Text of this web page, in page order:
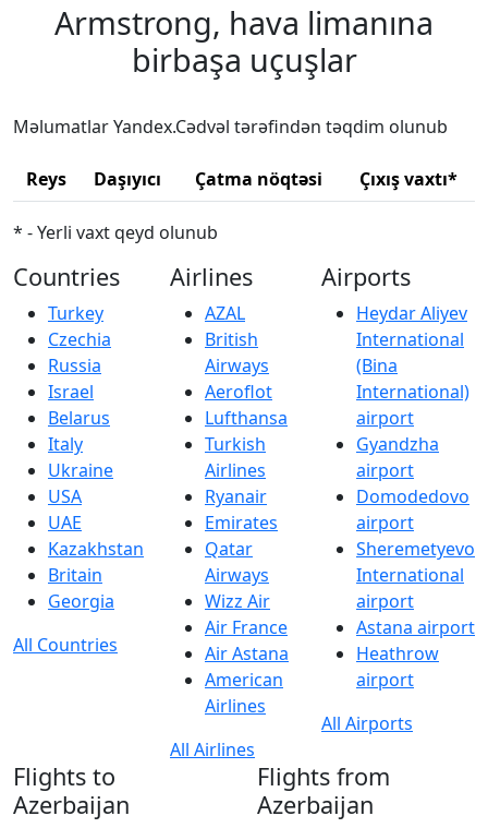
Armstrong, hava limanına
birbaşa uçuşlar
Məlumatlar Yandex.Cədvəl tərəfindən təqdim olunub
Reys Daşıyıcı Çatma nöqtəsi Çıxış vaxtı*
* - Yerli vaxt qeyd olunub
Countries
Turkey
Czechia
Russia
Israel
Belarus
Italy
Ukraine
USA
UAE
Kazakhstan
Britain
Georgia
All Countries
Airlines
AZAL
British
Airways
Aeroflot
Lufthansa
Turkish
Airlines
Ryanair
Emirates
Qatar
Airways
Wizz Air
Air France
Air Astana
American
Airlines
All Airlines
Airports
Heydar Aliyev
International
(Bina
International)
airport
Gyandzha
airport
Domodedovo
airport
Sheremetyevo
International
airport
Astana airport
Heathrow
airport
All Airports
Flights to
Azerbaijan
Flights from
Azerbaijan